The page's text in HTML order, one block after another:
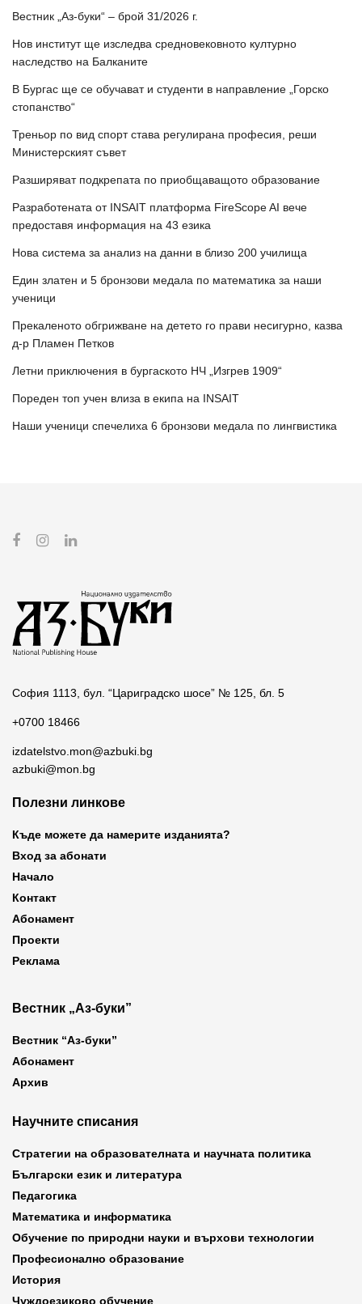
Вестник „Аз-буки“ – брой 31/2026 г.
Нов институт ще изследва средновековното културно
наследство на Балканите
В Бургас ще се обучават и студенти в направление „Горско
стопанство“
Треньор по вид спорт става регулирана професия, реши
Министерският съвет
Разширяват подкрепата по приобщаващото образование
Разработената от INSAIT платформа FireScope AI вече
предоставя информация на 43 езика
Нова система за анализ на данни в близо 200 училища
Един златен и 5 бронзови медала по математика за наши
ученици
Прекаленото обгрижване на детето го прави несигурно, казва
д-р Пламен Петков
Летни приключения в бургаското НЧ „Изгрев 1909“
Пореден топ учен влиза в екипа на INSAIT
Наши ученици спечелиха 6 бронзови медала по лингвистика
София 1113, бул. “Цариградско шосе” № 125, бл. 5
+0700 18466
izdatelstvo.mon@azbuki.bg
azbuki@mon.bg
Полезни линкове
Къде можете да намерите изданията?
Вход за абонати
Начало
Контакт
Абонамент
Проекти
Реклама
Вестник „Аз-буки”
Вестник “Аз-буки”
Абонамент
Архив
Научните списания
Стратегии на образователната и научната политика
Български език и литература
Педагогика
Математика и информатика
Обучение по природни науки и върхови технологии
Професионално образование
История
Чуждоезиково обучение